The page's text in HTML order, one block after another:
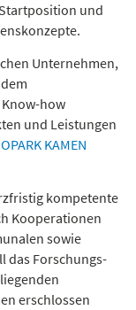
und
Unternehmen,
how
und Leistungen
KAMEN
kompetente
Kooperationen
sowie
das Forschungs-
erschlossen